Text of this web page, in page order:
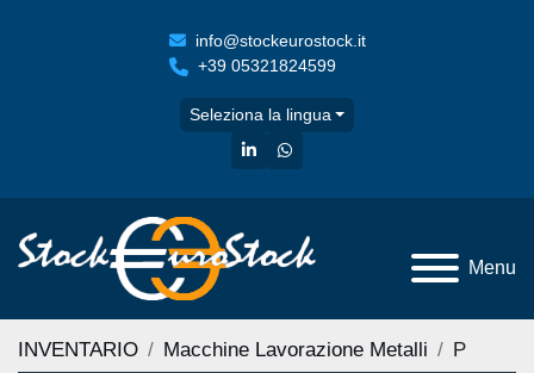
info@stockeurostock.it
+39 05321824599
Seleziona la lingua
linkedinwhatsapp
Menu
INVENTARIO Macchine Lavorazione Metalli P